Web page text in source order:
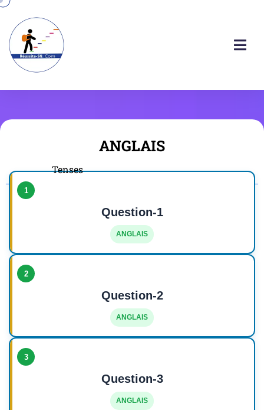
ANGLAIS
Tenses
1
Question-1
ANGLAIS
2
Question-2
ANGLAIS
3
Question-3
ANGLAIS